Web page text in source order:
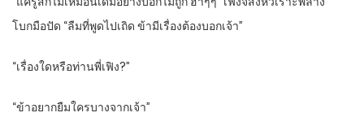
โบกมือปัด “ลืมที่พูดไปเถิด ข้ามีเรื่องต้องบอกเจ้า”
“เรื่องใดหรือท่านพี่เฟิง?”
“ข้าอยากยืมใครบางจากเจ้า”